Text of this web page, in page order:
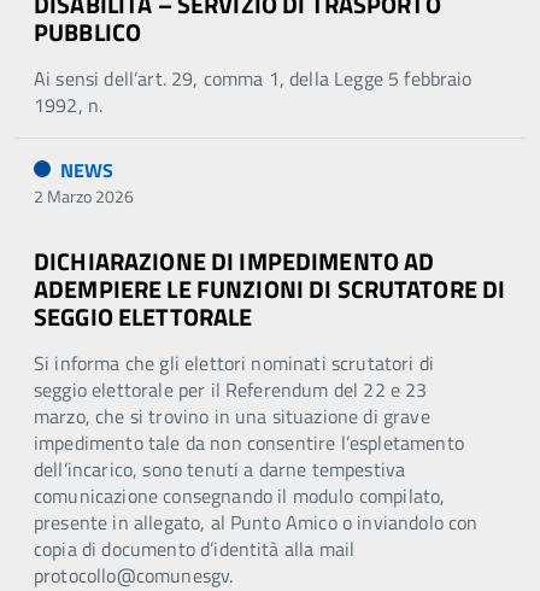
PUBBLICO
Ai sensi dell’art. 29, comma 1, della Legge 5 febbraio
1992, n.
NEWS
2 Marzo 2026
DICHIARAZIONE DI IMPEDIMENTO AD
ADEMPIERE LE FUNZIONI DI SCRUTATORE DI
SEGGIO ELETTORALE
Si informa che gli elettori nominati scrutatori di
seggio elettorale per il Referendum del 22 e 23
marzo, che si trovino in una situazione di grave
impedimento tale da non consentire l’espletamento
dell’incarico, sono tenuti a darne tempestiva
comunicazione consegnando il modulo compilato,
presente in allegato, al Punto Amico o inviandolo con
copia di documento d’identità alla mail
protocollo@comunesgv.